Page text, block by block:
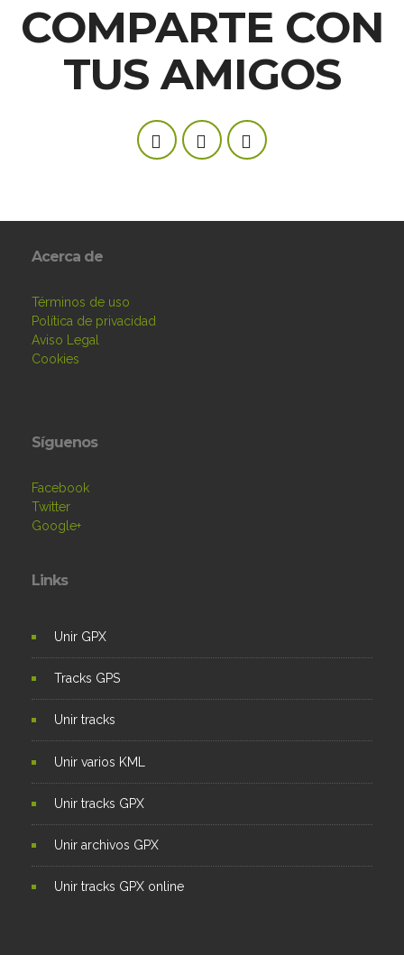
COMPARTE CON
TUS AMIGOS
Acerca de
Términos de uso
Política de privacidad
Aviso Legal
Cookies
Síguenos
Facebook
Twitter
Google+
Links
Unir GPX
Tracks GPS
Unir tracks
Unir varios KML
Unir tracks GPX
Unir archivos GPX
Unir tracks GPX online